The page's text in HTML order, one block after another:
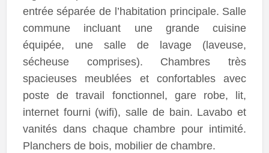
entrée séparée de l’habitation principale. Salle
commune incluant une grande cuisine
équipée, une salle de lavage (laveuse,
sécheuse comprises). Chambres très
spacieuses meublées et confortables avec
poste de travail fonctionnel, gare robe, lit,
internet fourni (wifi), salle de bain. Lavabo et
vanités dans chaque chambre pour intimité.
Planchers de bois, mobilier de chambre.